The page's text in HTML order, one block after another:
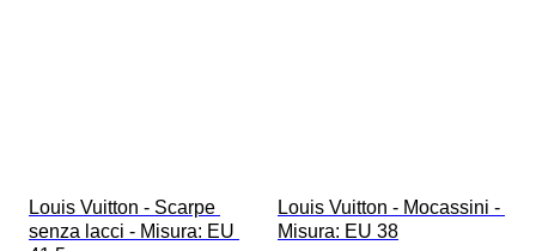
Louis Vuitton - Scarpe
senza lacci - Misura: EU
Louis Vuitton - Mocassini -
Misura: EU 38